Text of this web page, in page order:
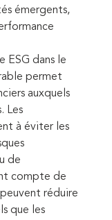
émergents,
ESG dans le
permet
auxquels
Les
à éviter les
de
compte de
réduire
que les